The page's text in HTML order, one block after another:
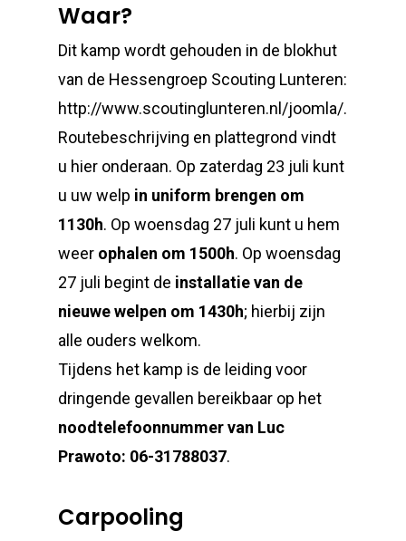
Waar?
Dit kamp wordt gehouden in de blokhut
van de Hessengroep Scouting Lunteren:
http://www.scoutinglunteren.nl/joomla/.
Routebeschrijving en plattegrond vindt
u hier onderaan. Op zaterdag 23 juli kunt
u uw welp in uniform brengen om
1130h. Op woensdag 27 juli kunt u hem
weer ophalen om 1500h. Op woensdag
27 juli begint de installatie van de
nieuwe welpen om 1430h; hierbij zijn
alle ouders welkom.
Tijdens het kamp is de leiding voor
dringende gevallen bereikbaar op het
noodtelefoonnummer van Luc
Prawoto: 06-31788037.
Carpooling